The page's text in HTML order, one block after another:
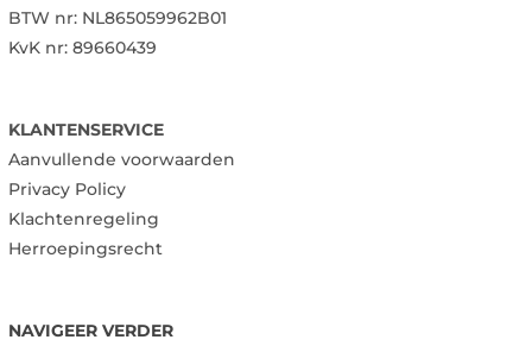
BTW nr: NL865059962B01
KvK nr: 89660439
KLANTENSERVICE
Aanvullende voorwaarden
Privacy Policy
Klachtenregeling
Herroepingsrecht
NAVIGEER VERDER